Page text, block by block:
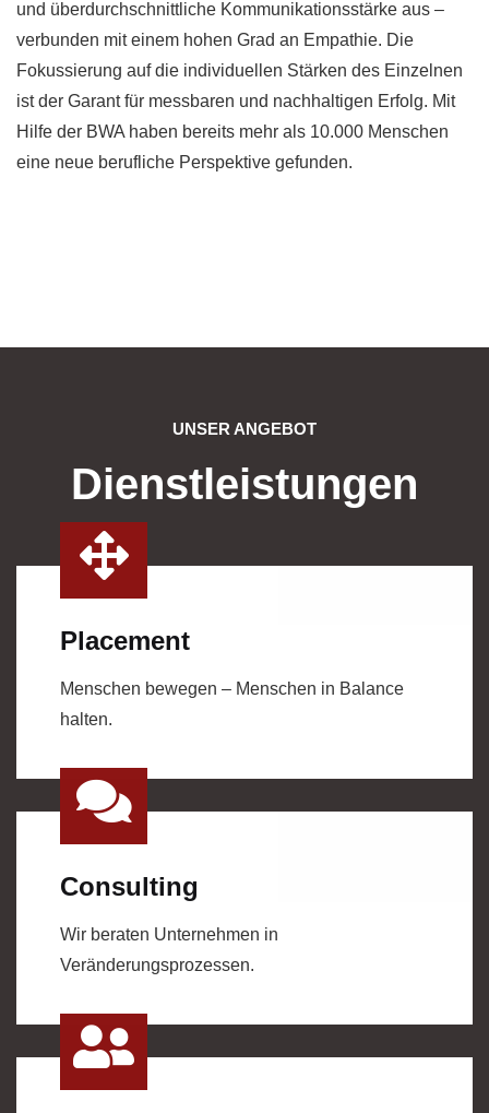
und überdurchschnittliche Kommunikationsstärke aus –
verbunden mit einem hohen Grad an Empathie. Die
Fokussierung auf die individuellen Stärken des Einzelnen
ist der Garant für messbaren und nachhaltigen Erfolg. Mit
Hilfe der BWA haben bereits mehr als 10.000 Menschen
eine neue berufliche Perspektive gefunden.
UNSER ANGEBOT
Dienstleistungen
Placement
Menschen bewegen – Menschen in Balance
halten.
Consulting
Wir beraten Unternehmen in
Veränderungsprozessen.